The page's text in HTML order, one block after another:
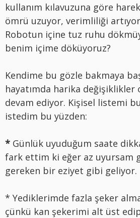
kullanım kılavuzuna göre
ömrü uzuyor, verimliliği
Robotun içine tuz ruhu
benim içime döküyoruz?
Kendime bu gözle bakmaya
hayatımda harika değişiklikler
devam ediyor. Kişisel listemi
istedim bu yüzden:
* Günlük uyuduğum saate
fark ettim ki eğer az uyursam
gereken bir eziyet gibi geliyor.
* Yediklerimde fazla şeker
çünkü kan şekerimi alt üst